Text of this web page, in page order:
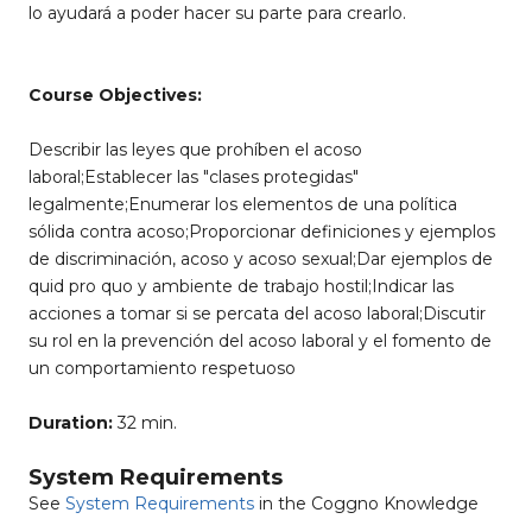
lo ayudará a poder hacer su parte para crearlo.
Course Objectives:
Describir las leyes que prohíben el acoso
laboral;Establecer las "clases protegidas"
legalmente;Enumerar los elementos de una política
sólida contra acoso;Proporcionar definiciones y ejemplos
de discriminación, acoso y acoso sexual;Dar ejemplos de
quid pro quo y ambiente de trabajo hostil;Indicar las
acciones a tomar si se percata del acoso laboral;Discutir
su rol en la prevención del acoso laboral y el fomento de
un comportamiento respetuoso
Duration:32 min.
System Requirements
See System Requirements in the Coggno Knowledge